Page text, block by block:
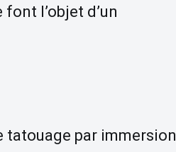
l’objet d’un
tatouage par immersion